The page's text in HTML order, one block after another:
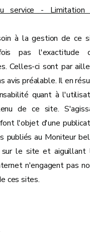
service - Limitation
à la gestion de ce
pas l'exactitude
Celles-ci sont par
avis préalable. Il en
quant à
de ce site.
l'objet d'une
au Moniteur
le site et aiguillant
n'engagent pas
ces sites.